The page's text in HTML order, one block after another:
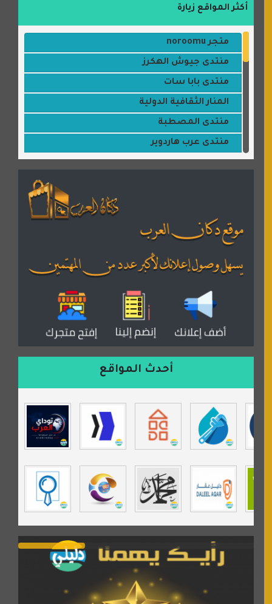
أكثر المواقع زيارة
متجر noroomu
منتدى جيوش الهكرز
منتدى بابا سات
المنار الثقافية الدولية
منتدى المصطبة
منتدى عرب هاردوير
القران للجميع
منتدى همسات روائية
المكتبة الصوتية للقران الكريم
منتدى عدلات
موقع مداد الإسلامي
ورشة زهرة لورا للحدادة
موقع حراج خدمة
تي في قران
موسوعة نور الرحمن
مندى غرام
مردة سوفت
السبيل
أحدث المواقع